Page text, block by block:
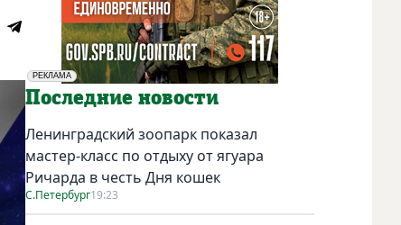
РЕКЛАМА
Социальная реклама
Последние новости
Ленинградский зоопарк показал
мастер-класс по отдыху от ягуара
Ричарда в честь Дня кошек
С.Петербург19:23